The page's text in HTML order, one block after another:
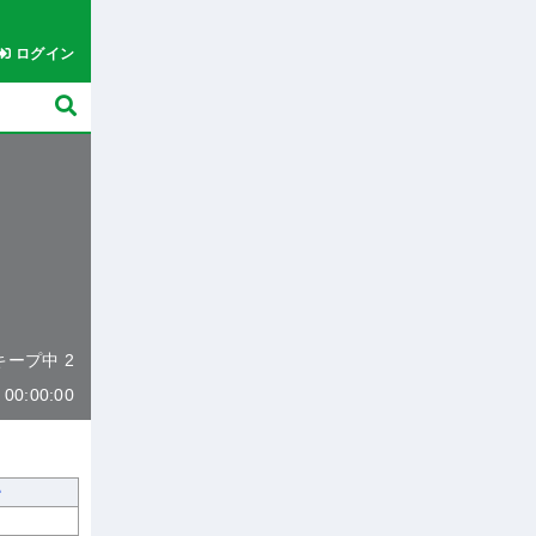
ログイン
ープ中 2
00:00:00